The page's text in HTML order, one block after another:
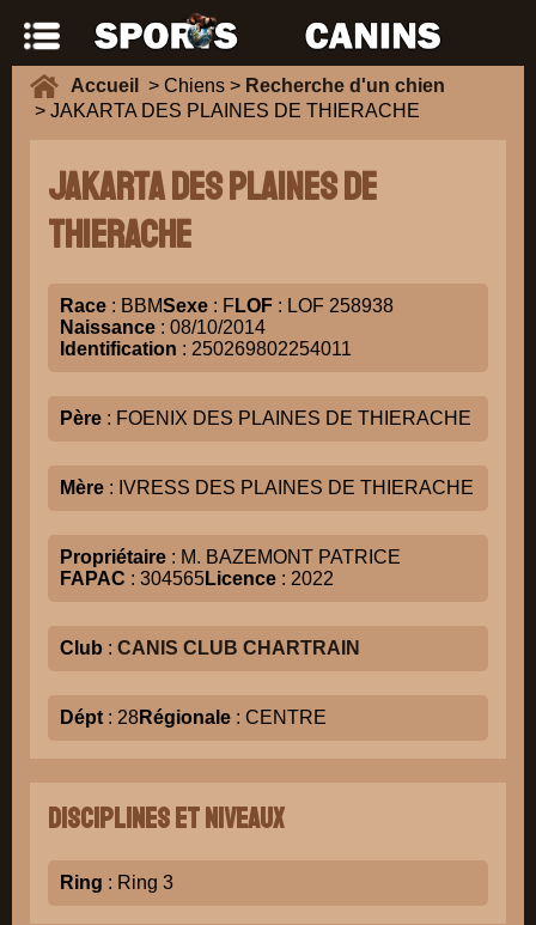
Accueil > Chiens > Recherche d'un chien
> JAKARTA DES PLAINES DE THIERACHE
JAKARTA DES PLAINES DE
THIERACHE
Race : BBMSexe : FLOF : LOF 258938
Naissance : 08/10/2014
Identification : 250269802254011
Père : FOENIX DES PLAINES DE THIERACHE
Mère : IVRESS DES PLAINES DE THIERACHE
Propriétaire : M. BAZEMONT PATRICE
FAPAC : 304565Licence : 2022
Club : CANIS CLUB CHARTRAIN
Dépt : 28Régionale : CENTRE
Disciplines et niveaux
Ring : Ring 3